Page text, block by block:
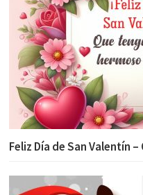
Feliz Día de San Valentín